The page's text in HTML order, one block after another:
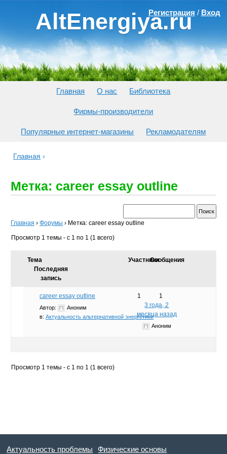
AltEnergiya.ru
Регистрация / Вход
Главная О нас Библиотека
Фирмы-производители
Популярные интернет-магазины Рекламодателям
Главная ›
Метка: career essay outline
Главная › Форумы › Метка: career essay outline
Просмотр 1 темы - с 1 по 1 (1 всего)
Тема УчастникиСообщения
Последняя
запись
career essay outline
Автор:
Аноним
в: Актуальность альтернативной энергетики
1
1
3 года, 2
месяца назад
Аноним
Просмотр 1 темы - с 1 по 1 (1 всего)
Актуальность проблемы Физические основы